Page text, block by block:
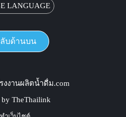
งงานผลิตน้ำดื่ม.com
by TheThailink
LANGUAGE
บด้านบน